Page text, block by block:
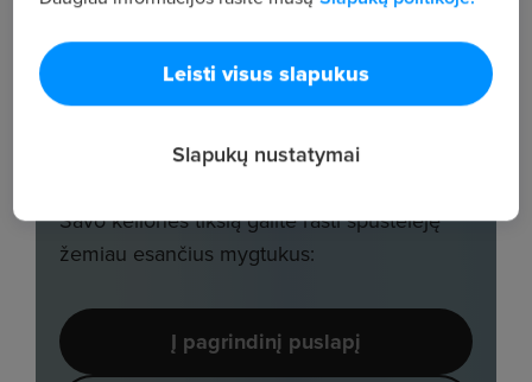
Leisti visus slapukus
Slapukų nustatymai